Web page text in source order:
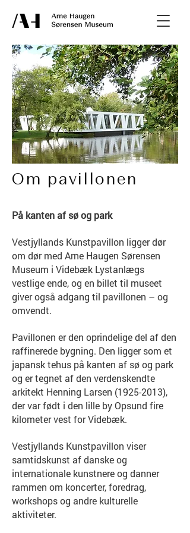
Om pavillonen
På kanten af sø og park
Vestjyllands Kunstpavillon ligger dør
om dør med Arne Haugen Sørensen
Museum i Videbæk Lystanlægs
vestlige ende, og en billet til museet
giver også adgang til pavillonen – og
omvendt.
Pavillonen er den oprindelige del af den
raffinerede bygning. Den ligger som et
japansk tehus på kanten af sø og park
og er tegnet af den verdenskendte
arkitekt Henning Larsen (1925-2013),
der var født i den lille by Opsund fire
kilometer vest for Videbæk.
Vestjyllands Kunstpavillon viser
samtidskunst af danske og
internationale kunstnere og danner
rammen om koncerter, foredrag,
workshops og andre kulturelle
aktiviteter.